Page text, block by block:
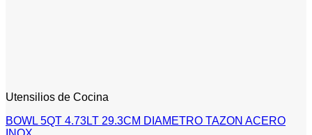
Utensilios de Cocina
BOWL 5QT 4.73LT 29.3CM DIAMETRO TAZON ACERO